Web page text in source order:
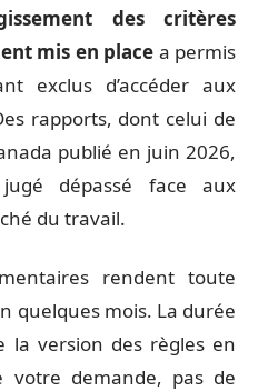
des critères
mis en place a permis
exclus d’accéder aux
rapports, dont celui de
publié en juin 2026,
dépassé face aux
du travail.
rendent toute
quelques mois. La durée
la version des règles en
demande, pas de